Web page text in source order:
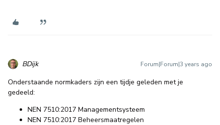
BDijk Forum|Forum|3 years ago
Onderstaande normkaders zijn een tijdje geleden met je
gedeeld:
NEN 7510:2017 Managementsysteem
NEN 7510:2017 Beheersmaatregelen